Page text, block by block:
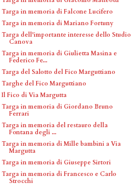
Targa in memoria di Falcone Lucifero
Targa in memoria di Mariano Fortuny
Targa dell'importante interesse dello Studio
Canova
Targa in memoria di Giulietta Masina e
Federico Fe...
Targa del Salotto del Fico Marguttiano
Targhe del Fico Marguttiano
Il Fico di Via Margutta
Targa in memoria di Giordano Bruno
Ferrari
Targa in memoria del restauro della
Fontana degli ...
Targa in memoria di Mille bambini a Via
Margutta
Targa in memoria di Giuseppe Sirtori
Targa in memoria di Francesco e Carlo
Strocchi